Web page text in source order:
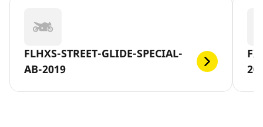
FLHXS-STREET-GLIDE-SPECIAL-
AB-2019